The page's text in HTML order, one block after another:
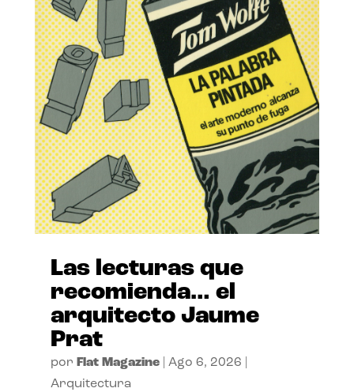
Las lecturas que
recomienda… el
arquitecto Jaume
Prat
por Flat Magazine| Ago 6, 2026
Arquitectura